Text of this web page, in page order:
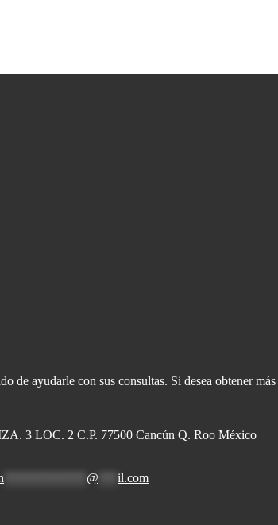
de ayudarle con sus consultas. Si desea obtener
3 LOC. 2 C.P. 77500 Cancún Q. Roo México
@ il.com